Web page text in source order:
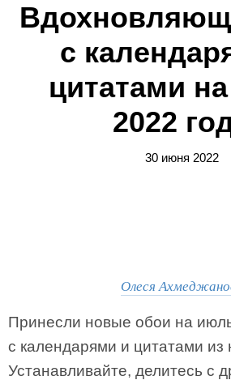
с
цитатами
2022
30 июня 2022
Олеся
Принесли новые обои на
с календарями и цитатами из
Устанавливайте, делитесь с